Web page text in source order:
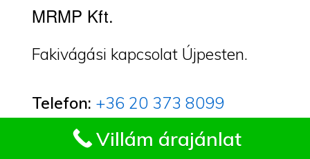
MRMP Kft.
Fakivágási kapcsolat Újpesten.
Telefon: +36 20 373 8099
E-mail: mrmp.kft@treecare.hu
Villám árajánlat